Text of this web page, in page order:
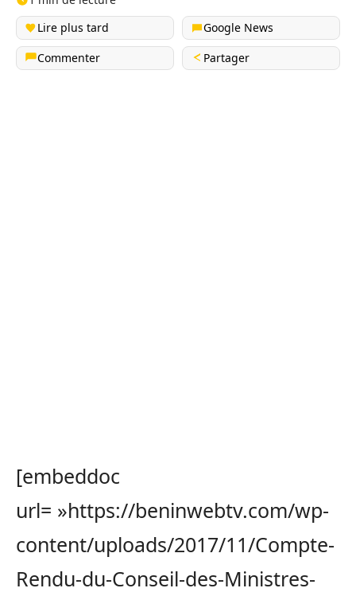
Lire plus tard
Google News
Commenter
Partager
[embeddoc
url= »https://beninwebtv.com/wp-
content/uploads/2017/11/Compte-
Rendu-du-Conseil-des-Ministres-